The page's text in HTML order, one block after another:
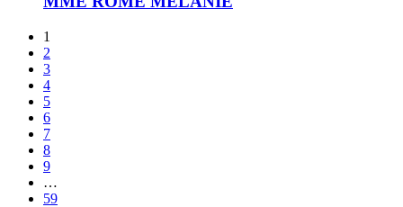
1
2
3
4
5
6
7
8
9
…
59